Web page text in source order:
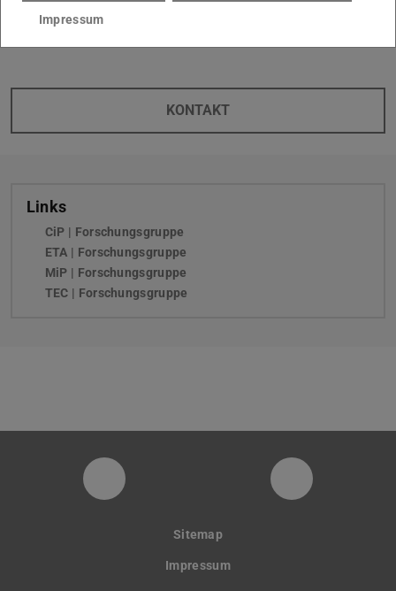
Julian Herrmann M.Sc.
KONTAKT
Links
CiP | Forschungsgruppe
ETA | Forschungsgruppe
MiP | Forschungsgruppe
TEC | Forschungsgruppe
PTW YouTube Kanal PTW
Sitemap
Impressum
Impressum